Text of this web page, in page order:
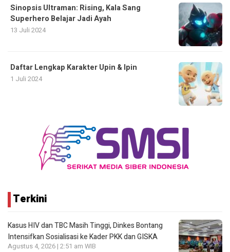
Sinopsis Ultraman: Rising, Kala Sang
Superhero Belajar Jadi Ayah
13 Juli 2024
Daftar Lengkap Karakter Upin & Ipin
1 Juli 2024
Terkini
Kasus HIV dan TBC Masih Tinggi, Dinkes Bontang
Intensifkan Sosialisasi ke Kader PKK dan GISKA
Agustus 4, 2026 | 2:51 am WIB